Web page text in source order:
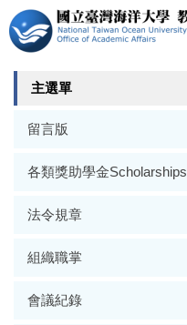
跳
到
主
要
主選單
留言版
各類獎助學金Scholarships
法令規章
組織職掌
會議紀錄